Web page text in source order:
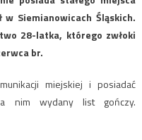
Siemianowicach Śląskich.
28-latka, którego zwłoki
br.
miejskiej i posiadać
nim wydany list gończy.